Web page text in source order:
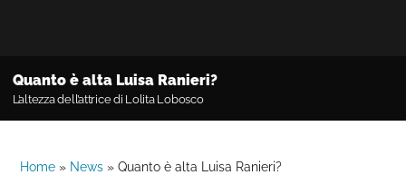
Quanto è alta Luisa Ranieri?
L’altezza dell’attrice di Lolita Lobosco
Home » News »Quanto è alta Luisa Ranieri?